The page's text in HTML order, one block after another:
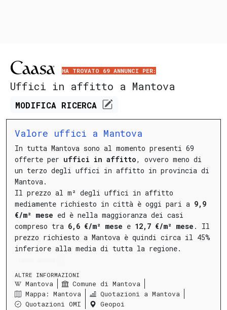
HA TROVATO 69 ANNUNCI PER:
Uffici in affitto a Mantova
MODIFICA RICERCA
Valore uffici a Mantova
In tutta Mantova sono al momento presenti 69
offerte per uffici in affitto, ovvero meno di
un terzo degli uffici in affitto in provincia di
Mantova.
Il prezzo al m² degli uffici in affitto
mediamente richiesto in città è oggi pari a 9,9
€/m² mese ed è nella maggioranza dei casi
compreso tra 6,6 €/m² mese e 12,7 €/m² mese . Il
prezzo richiesto a Mantova è quindi circa il 45%
inferiore alla media di tutta la regione.
ALTRE INFORMAZIONI
Mantova
Comune di Mantova
Mappa: Mantova
Quotazioni a Mantova
Quotazioni OMI
Geopoi